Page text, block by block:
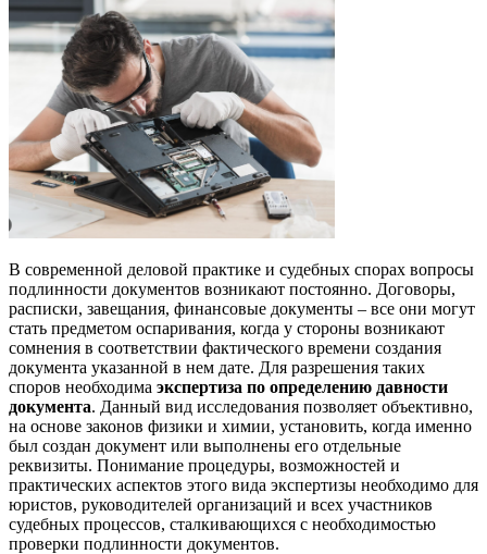
В современной деловой практике и судебных спорах вопросы
подлинности документов возникают постоянно. Договоры,
расписки, завещания, финансовые документы – все они могут
стать предметом оспаривания, когда у стороны возникают
сомнения в соответствии фактического времени создания
документа указанной в нем дате. Для разрешения таких
споров необходима экспертиза по определению давности
документа. Данный вид исследования позволяет объективно,
на основе законов физики и химии, установить, когда именно
был создан документ или выполнены его отдельные
реквизиты. Понимание процедуры, возможностей и
практических аспектов этого вида экспертизы необходимо для
юристов, руководителей организаций и всех участников
судебных процессов, сталкивающихся с необходимостью
проверки подлинности документов.